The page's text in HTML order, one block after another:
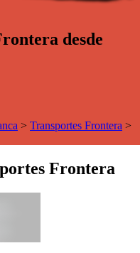
desde
> Transportes Frontera >
Frontera